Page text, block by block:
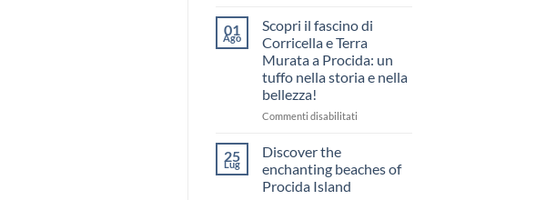
et
films
tournés
Sunrise
Spots
in
Procida
01
Ago
Scopri il fascino di
Corricella e Terra
Murata a Procida: un
tuffo nella storia e nella
bellezza!
Commenti disabilitatisu
di
25
Lug
Discover the
enchanting beaches of
Procida Island